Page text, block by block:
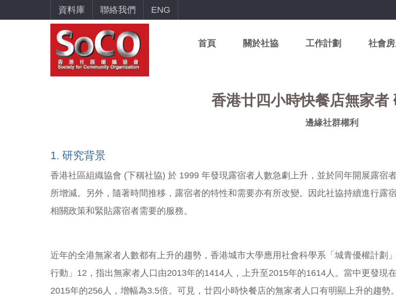
資料庫 聯絡我們 ENG
首頁 關於社協 工作計劃 社會
香港廿四小時快餐店無家者
邊緣社群權利
1. 研究背景
香港社區組織協會 (下稱社協) 於 1999 年發現露宿者人數急劇上升，並於同年開展露宿
所增減。另外，隨著時間推移，露宿者的特性和需要亦有所改變。因此社協持續進行露
相關政策和緊貼露宿者需要的服務。
近年的全港無家者人數都有上升的趨勢，香港城市大學應用社會科學系「城青優權計劃
行動」 12 ，指出無家者人口由2013年的1414人，上升至2015年的1614人。當中更發
2015年的256人，增幅為3.5倍。可見，廿四小時快餐店的無家者人口有明顯上升的趨